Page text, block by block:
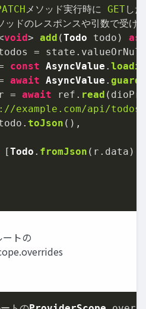
メソッド実行時に GET
ッドのレスポンスや引数で受け
void> add (Todo todo)
= state. valueOrNull
const AsyncValue .
await AsyncValue . guard
= await ref. read
example.com/api/todos'
toJson (),
[Todo . fromJson (r. data ),
トの